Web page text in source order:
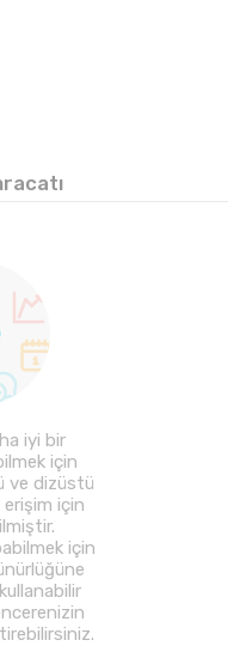
iyi bir
için
ve dizüstü
için
için